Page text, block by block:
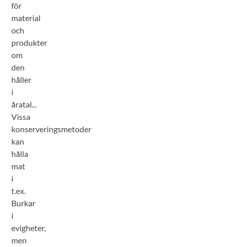
för
material
och
produkter
om
den
håller
i
åratal...
Vissa
konserveringsmetoder
kan
hålla
mat
i
t.ex.
Burkar
i
evigheter,
men